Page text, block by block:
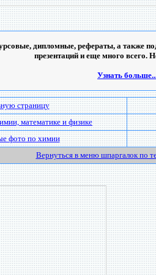
дипломные, рефераты, а также
презентаций и еще много всего.
Узнать
страницу
математике и физике
фото по химии
Вернуться в меню шпаргалок по